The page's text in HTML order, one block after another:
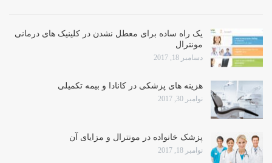
یک راه ساده برای معطل نشدن در کلینیک های درمانی
مونترال
دسامبر 18, 2017
هزینه های پزشکی در کانادا و بیمه تکمیلی
نوامبر 30, 2017
پزشک خانواده در مونترال و مزایای آن
نوامبر 18, 2017